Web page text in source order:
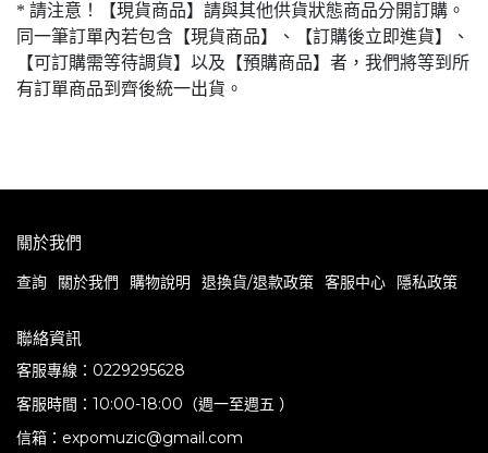
* 請注意！【現貨商品】請與其他供貨狀態商品分開訂購。
同一筆訂單內若包含【現貨商品】、【訂購後立即進貨】、
【可訂購需等待調貨】以及【預購商品】者，我們將等到所
有訂單商品到齊後統一出貨。
關於我們
查詢 關於我們 購物說明 退換貨/退款政策 客服中心 隱私政策
聯絡資訊
客服專線：0229295628
客服時間：10:00-18:00（週一至週五 ）
信箱：expomuzic@gmail.com